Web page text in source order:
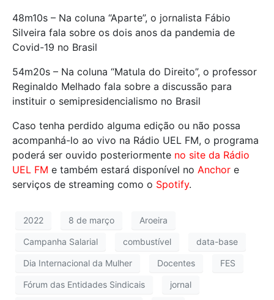
48m10s – Na coluna “Aparte”, o jornalista Fábio
Silveira fala sobre os dois anos da pandemia de
Covid-19 no Brasil
54m20s – Na coluna “Matula do Direito”, o professor
Reginaldo Melhado fala sobre a discussão para
instituir o semipresidencialismo no Brasil
Caso tenha perdido alguma edição ou não possa
acompanhá-lo ao vivo na Rádio UEL FM, o programa
poderá ser ouvido posteriormente no site da Rádio
UEL FM e também estará disponível no Anchor e
serviços de streaming como o Spotify.
2022 8 de março Aroeira
Campanha Salarial combustível data-base
Dia Internacional da Mulher Docentes FES
Fórum das Entidades Sindicais jornal